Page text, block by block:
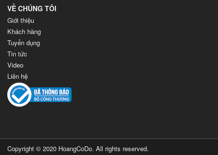
VỀ CHÚNG TÔI
Giới thiệu
Khách hàng
Tuyển dụng
Tin tức
Video
Liên hệ
Copyright © 2020 HoangCoDo. All rights reserved.